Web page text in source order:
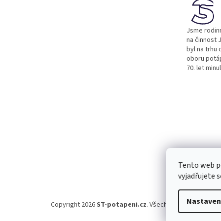
Tento web
vyjadřujete
Jsme
na činnost
byl na trhu
oboru
70. let
Copyright 2026ST-potapeni.cz. Všechna práva